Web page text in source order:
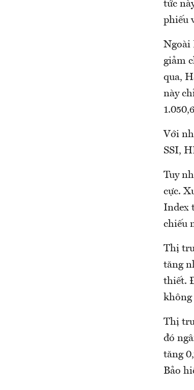
tức
phiếu
Ngoài
giảm
qua,
này
Với
SSI,
Tuy
cực.
Index
chiếu
Thị
tăng
thiết.
không
Thị
đó
tăng
Bảo